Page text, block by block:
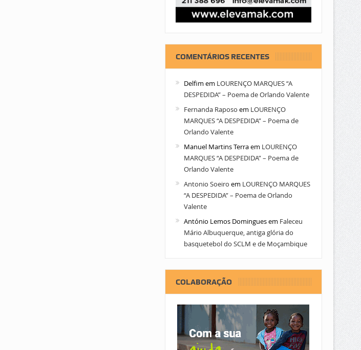
COMENTÁRIOS RECENTES
Delfim em LOURENÇO MARQUES “A
DESPEDIDA” – Poema de Orlando Valente
Fernanda Raposo em LOURENÇO
MARQUES “A DESPEDIDA” – Poema de
Orlando Valente
Manuel Martins Terraem LOURENÇO
MARQUES “A DESPEDIDA” – Poema de
Orlando Valente
Antonio Soeiro em LOURENÇO MARQUES
“A DESPEDIDA” – Poema de Orlando
Valente
António Lemos Dominguesem Faleceu
Mário Albuquerque, antiga glória do
basquetebol do SCLM e de Moçambique
COLABORAÇÃO